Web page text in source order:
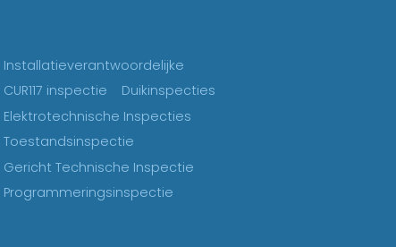
Installatieverantwoordelijke
CUR117 inspectie
Duikinspecties
Elektrotechnische Inspecties
Toestandsinspectie
Gericht Technische Inspectie
Programmeringsinspectie